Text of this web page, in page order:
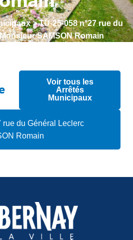
>TU-25-058 n°27 rue du
SAMSON Romain
Voir tous les
Arrêtés
Municipaux
rue du Général Leclerc
Romain